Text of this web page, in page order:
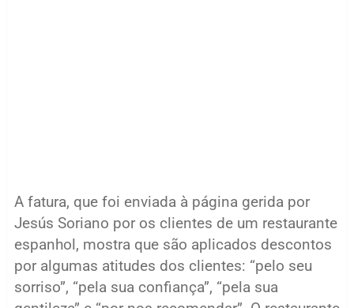
A fatura, que foi enviada à página gerida por
Jesús Soriano por os clientes de um restaurante
espanhol, mostra que são aplicados descontos
por algumas atitudes dos clientes: “pelo seu
sorriso”, “pela sua confiança”, “pela sua